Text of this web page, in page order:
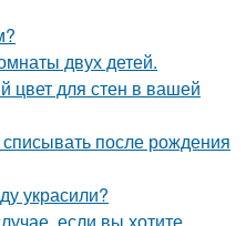
двух детей.
цвет для стен в вашей
после рождения
украсили?